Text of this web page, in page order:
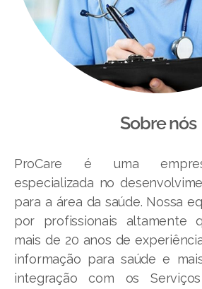
Sobre nós
ProCare é uma
especializada no
para a área da saúde. Nossa
por profissionais altamente
mais de 20 anos de
informação para saúde e
integração com os